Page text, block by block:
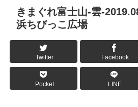
きまぐれ富士山-雲-
浜ちびっこ広場
Twitter Facebook
Pocket LINE